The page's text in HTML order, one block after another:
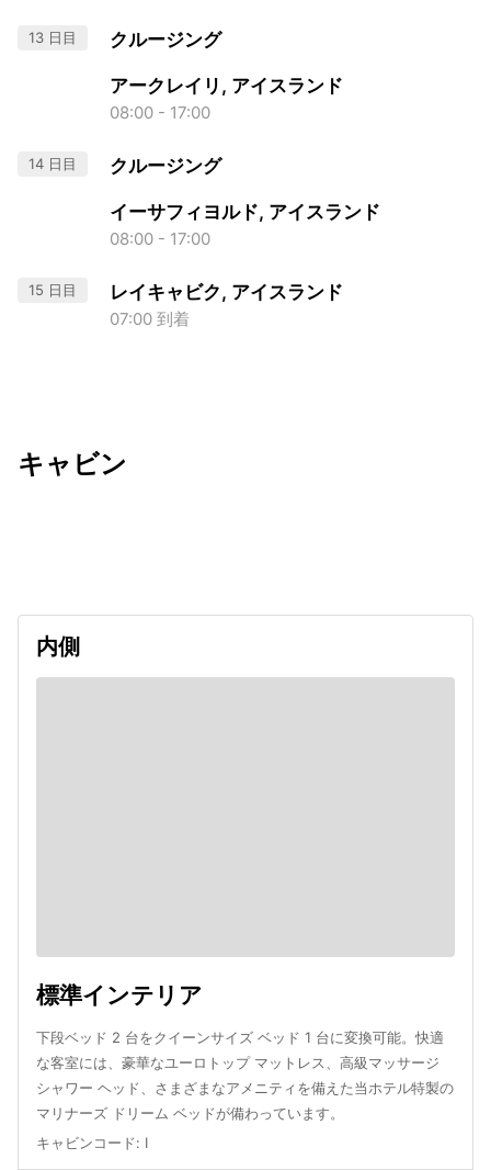
13 日目 クルージング
アークレイリ, アイスランド
08:00 - 17:00
14 日目 クルージング
イーサフィヨルド, アイスランド
08:00 - 17:00
15 日目 レイキャビク, アイスランド
07:00 到着
キャビン
内側
標準インテリア
下段ベッド 2 台をクイーンサイズ ベッド 1 台に変換可能。快適
な客室には、豪華なユーロトップ マットレス、高級マッサージ
シャワー ヘッド、さまざまなアメニティを備えた当ホテル特製の
マリナーズ ドリーム ベッドが備わっています。
キャビンコード: I